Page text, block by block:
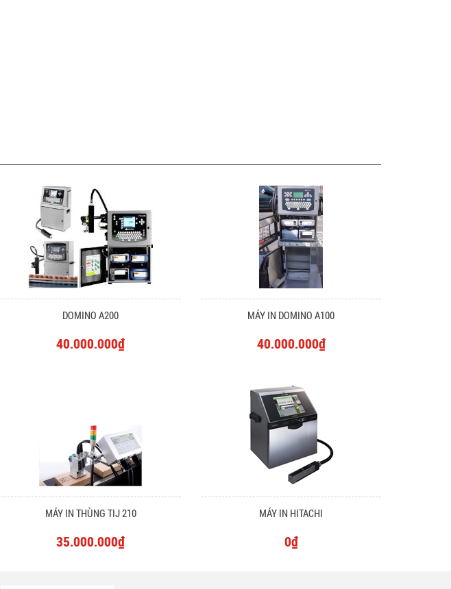
DOMINO A200
40.000.000₫
MÁY IN DOMINO A100
40.000.000₫
MÁY IN THÙNG TIJ 210
35.000.000₫
MÁY IN HITACHI
0₫